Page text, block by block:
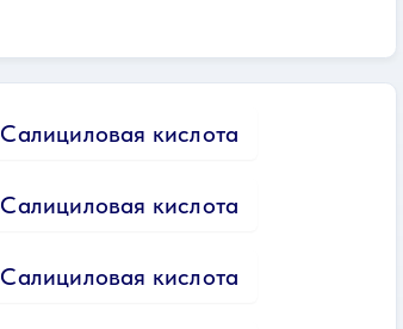
Салициловая кислота
Салициловая кислота
Салициловая кислота